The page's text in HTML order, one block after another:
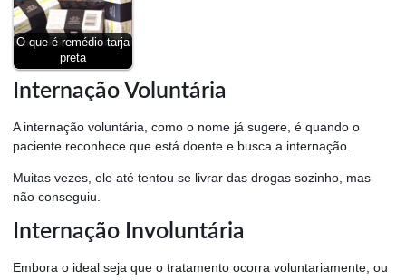
O que é remédio tarja
preta
Internação Voluntária
A internação voluntária, como o nome já sugere, é quando o
paciente reconhece que está doente e busca a internação.
Muitas vezes, ele até tentou se livrar das drogas sozinho, mas
não conseguiu.
Internação Involuntária
Embora o ideal seja que o tratamento ocorra voluntariamente, ou